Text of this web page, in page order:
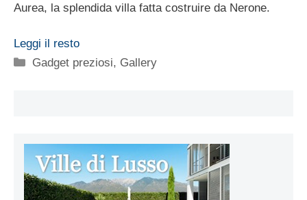
Aurea, la splendida villa fatta costruire da Nerone.
Leggi il resto
Categorie
Gadget preziosi, Gallery